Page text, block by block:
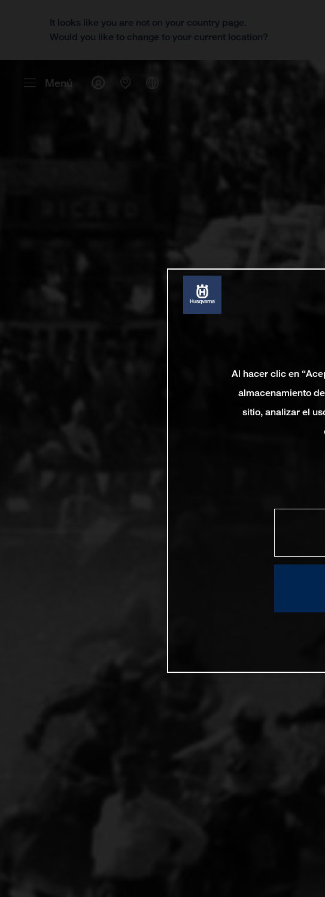
It looks like you are not on your country page.
Would you like to change to your current location?
Menú
Al hacer clic en
almacenamiento
sitio, analizar el